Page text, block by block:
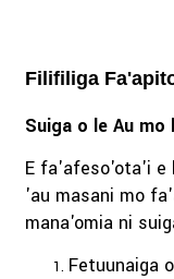
Filifiliga
Suiga o le Au
E fa'afeso'ota'i e
'au masani mo
mana'omia ni
Fetuunaiga